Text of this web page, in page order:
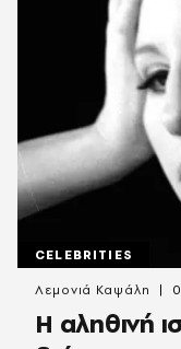
CELEBRITIES
Η αληθινή
Λεμονιά Καψάλη